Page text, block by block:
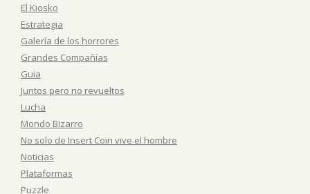
El Kiosko
Estrategia
Galería de los horrores
Grandes Compañías
Guia
Juntos pero no revueltos
Lucha
Mondo Bizarro
No solo de Insert Coin vive el hombre
Noticias
Plataformas
Puzzle